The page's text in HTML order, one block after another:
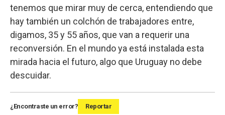
tenemos que mirar muy de cerca, entendiendo que
hay también un colchón de trabajadores entre,
digamos, 35 y 55 años, que van a requerir una
reconversión. En el mundo ya está instalada esta
mirada hacia el futuro, algo que Uruguay no debe
descuidar.
¿Encontraste un error? Reportar